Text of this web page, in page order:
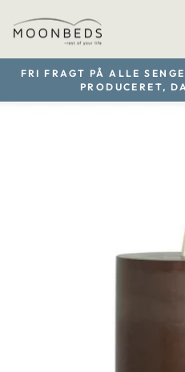
FRI FRAGT PÅ ALLE
PRODUCERET,